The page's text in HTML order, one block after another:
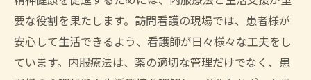
要な役割を果たします。訪問看護の現場では、患者様が
安心して生活できるよう、看護師が日々様々な工夫をし
ています。内服療法は、薬の適切な管理だけでなく、患